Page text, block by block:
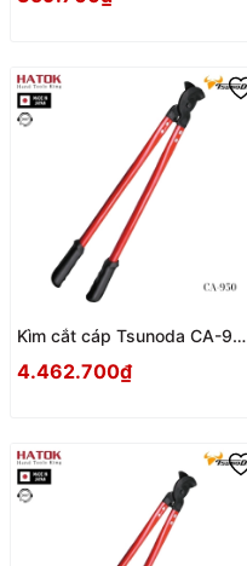
Kìm cắt cáp Tsunoda CA-950
4.462.700₫